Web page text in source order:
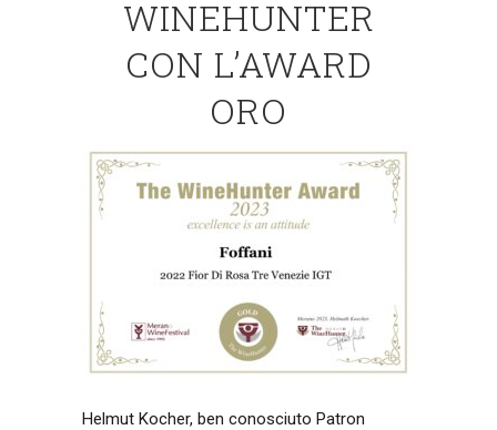
WINEHUNTER
CON L’AWARD
ORO
Helmut Kocher, ben conosciuto Patron